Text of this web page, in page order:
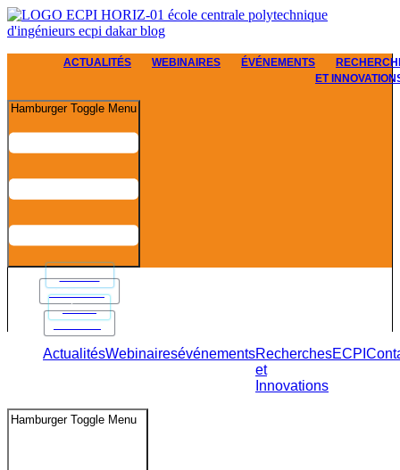
ACTUALITÉS WEBINAIRES ÉVÉNEMENTS
ET
Hamburger Toggle Menu
L'ÉCOLE
ECPI-Training
L'ÉCOLE
ActualitésWebinairesévénementsRecherches
et
Innovations
ECPI
Hamburger Toggle Menu